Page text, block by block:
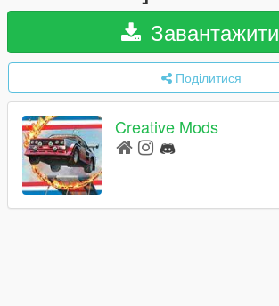
Завантажити
Поділитися
Creative Mods